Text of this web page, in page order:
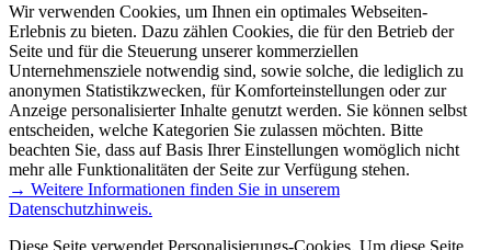
Wir verwenden Cookies, um Ihnen ein optimales Webseiten-
Erlebnis zu bieten. Dazu zählen Cookies, die für den Betrieb der
Seite und für die Steuerung unserer kommerziellen
Unternehmensziele notwendig sind, sowie solche, die lediglich zu
anonymen Statistikzwecken, für Komforteinstellungen oder zur
Anzeige personalisierter Inhalte genutzt werden. Sie können selbst
entscheiden, welche Kategorien Sie zulassen möchten. Bitte
beachten Sie, dass auf Basis Ihrer Einstellungen womöglich nicht
mehr alle Funktionalitäten der Seite zur Verfügung stehen.
→ Weitere Informationen finden Sie in unserem
Datenschutzhinweis.
Diese Seite verwendet Personalisierungs-Cookies. Um diese Seite